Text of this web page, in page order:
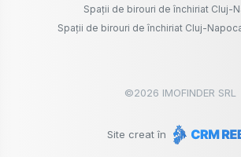
Spații de birouri de închiriat Cluj-
Spații de birouri de închiriat Cluj-
©2026 IMOFINDER SRL
Site creat în